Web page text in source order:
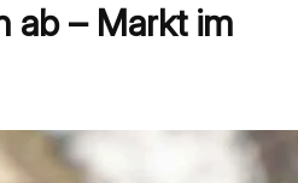
ab – Markt im